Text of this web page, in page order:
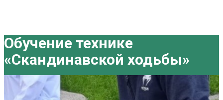
Обучение технике
«Скандинавской ходьбы»